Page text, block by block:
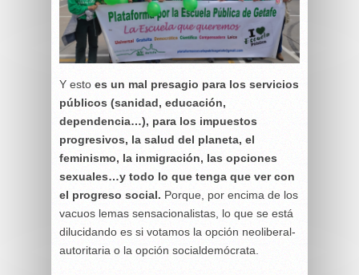
Y esto es un mal presagio para los servicios
públicos (sanidad, educación,
dependencia…), para los impuestos
progresivos, la salud del planeta, el
feminismo, la inmigración, las opciones
sexuales…y todo lo que tenga que ver con
el progreso social. Porque, por encima de los
vacuos lemas sensacionalistas, lo que se está
dilucidando es si votamos la opción neoliberal-
autoritaria o la opción socialdemócrata.